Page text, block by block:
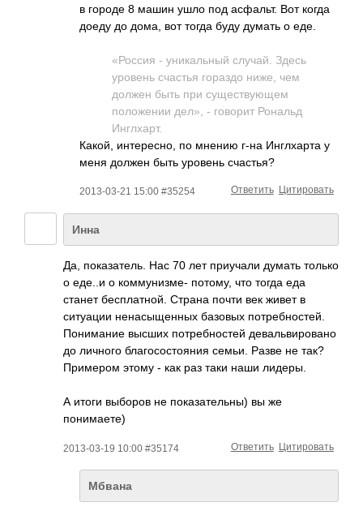
в городе 8 машин ушло под асфальт. Вот когда
доеду до дома, вот тогда буду думать о еде.
«Россия - уникальный случай. Здесь
уровень счастья гораздо ниже, чем
должен быть при существующем
положении дел», - говорит Рональд
Инглхарт.
Какой, интересно, по мнению г-на Инглхарта у
меня должен быть уровень счастья?
2013-03-21 15:00 #35254 Цитировать
Ответить
Инна
Да, показатель. Нас 70 лет приучали думать только
о еде..и о коммунизме- потому, что тогда еда
станет бесплатной. Страна почти век живет в
ситуации ненасыщенных базовых потребностей.
Понимание высших потребностей девальвировано
до личного благосостояния семьи. Разве не так?
Примером этому - как раз таки наши лидеры.
А итоги выборов не показательны) вы же
понимаете)
2013-03-19 10:00 #35174 Цитировать
Ответить
Мбвана